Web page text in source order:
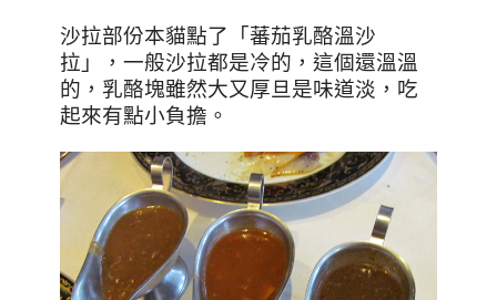
沙拉部份本貓點了「 蕃茄乳酪溫沙
拉 」，一般沙拉都是冷的，這個還溫溫
的，乳酪塊雖然大又厚旦是味道淡，吃
起來有點小負擔。